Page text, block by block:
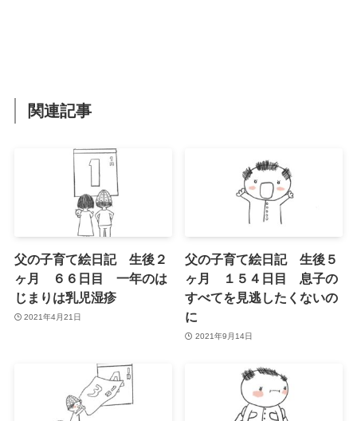
関連記事
父の子育て絵日記 生後２
ヶ月 ６６日目 一年のは
じまりは乳児湿疹
2021年4月21日
父の子育て絵日記 生後５
ヶ月 １５４日目 息子の
すべてを見逃したくないの
に
2021年9月14日